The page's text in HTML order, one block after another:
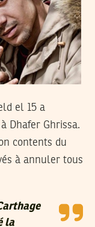
el 15 a
Dhafer Ghrissa.
contents du
à annuler tous
la